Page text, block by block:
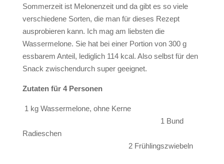
Sommerzeit ist Melonenzeit und da gibt es so viele
verschiedene Sorten, die man für dieses Rezept
ausprobieren kann. Ich mag am liebsten die
Wassermelone. Sie hat bei einer Portion von 300 g
essbarem Anteil, lediglich 114 kcal. Also selbst für den
Snack zwischendurch super geeignet.
Zutaten für 4 Personen
1 kg Wassermelone, ohne Kerne
1 Bund
Radieschen
2 Frühlingszwiebeln